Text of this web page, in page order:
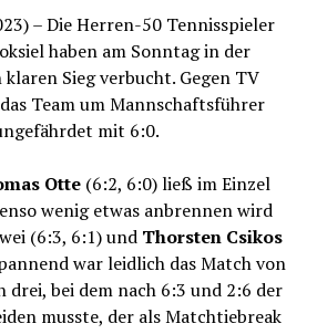
– Die Herren-50 Tennisspieler
haben am Sonntag in der
klaren Sieg verbucht. Gegen TV
Team um Mannschaftsführer
mit 6:0.
Otte(6:2, 6:0) ließ im Einzel
wenig etwas anbrennen wird
(6:3, 6:1) undThorsten Csikos
war leidlich das Match von
bei dem nach 6:3 und 2:6 der
musste, der als Matchtiebreak